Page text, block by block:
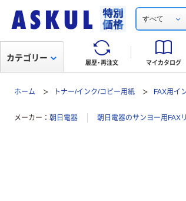
すべて
履歴・再注文 マイカタログ
カテゴリー
ホーム トナー/インク/コピー用紙 FAX用イ
メーカー 朝日電器 朝日電器のサンヨー用FAX